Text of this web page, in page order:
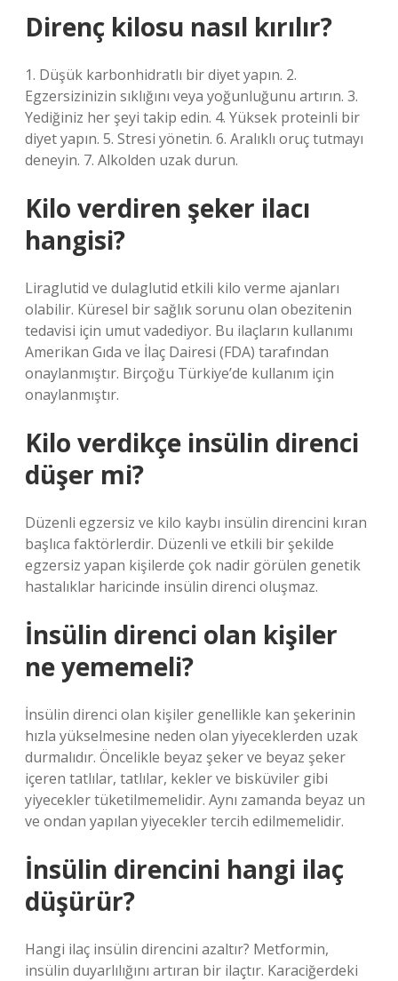
Direnç kilosu nasıl kırılır?
1. Düşük karbonhidratlı bir diyet yapın. 2.
Egzersizinizin sıklığını veya yoğunluğunu artırın. 3.
Yediğiniz her şeyi takip edin. 4. Yüksek proteinli bir
diyet yapın. 5. Stresi yönetin. 6. Aralıklı oruç tutmayı
deneyin. 7. Alkolden uzak durun.
Kilo verdiren şeker ilacı
hangisi?
Liraglutid ve dulaglutid etkili kilo verme ajanları
olabilir. Küresel bir sağlık sorunu olan obezitenin
tedavisi için umut vadediyor. Bu ilaçların kullanımı
Amerikan Gıda ve İlaç Dairesi (FDA) tarafından
onaylanmıştır. Birçoğu Türkiye’de kullanım için
onaylanmıştır.
Kilo verdikçe insülin direnci
düşer mi?
Düzenli egzersiz ve kilo kaybı insülin direncini kıran
başlıca faktörlerdir. Düzenli ve etkili bir şekilde
egzersiz yapan kişilerde çok nadir görülen genetik
hastalıklar haricinde insülin direnci oluşmaz.
İnsülin direnci olan kişiler
ne yememeli?
İnsülin direnci olan kişiler genellikle kan şekerinin
hızla yükselmesine neden olan yiyeceklerden uzak
durmalıdır. Öncelikle beyaz şeker ve beyaz şeker
içeren tatlılar, tatlılar, kekler ve bisküviler gibi
yiyecekler tüketilmemelidir. Aynı zamanda beyaz un
ve ondan yapılan yiyecekler tercih edilmemelidir.
İnsülin direncini hangi ilaç
düşürür?
Hangi ilaç insülin direncini azaltır? Metformin,
insülin duyarlılığını artıran bir ilaçtır. Karaciğerdeki